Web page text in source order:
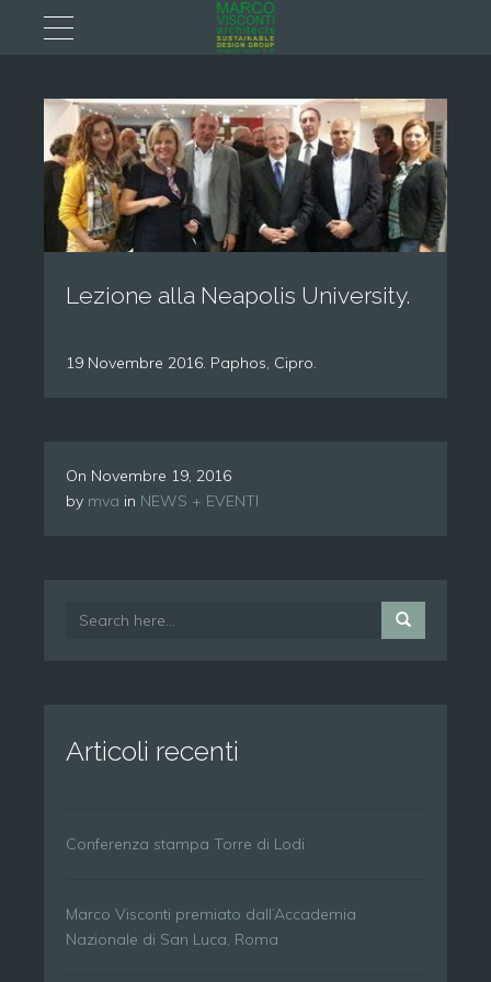
Lezione alla Neapolis University.
19 Novembre 2016. Paphos, Cipro.
On Novembre 19, 2016
by mva in NEWS + EVENTI
Articoli recenti
Conferenza stampa Torre di Lodi
Marco Visconti premiato dall’Accademia
Nazionale di San Luca, Roma